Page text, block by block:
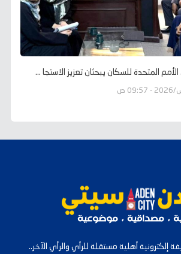
المتحدة للسكان يبحثان تعزيز الاستجا ...
أهلية مستقلة للرأي والرأي الآخر..